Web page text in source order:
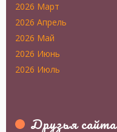
2026 Март
2026 Апрель
2026 Май
2026 Июнь
2026 Июль
Друзья сайта